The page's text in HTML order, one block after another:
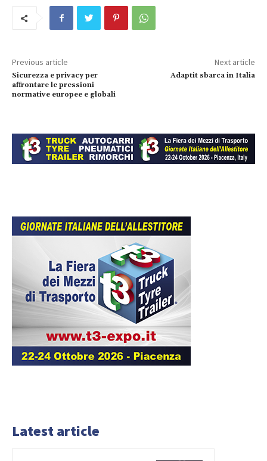
Previous article
Sicurezza e privacy per
affrontare le pressioni
normative europee e globali
Next article
Adaptit sbarca in Italia
Latest article